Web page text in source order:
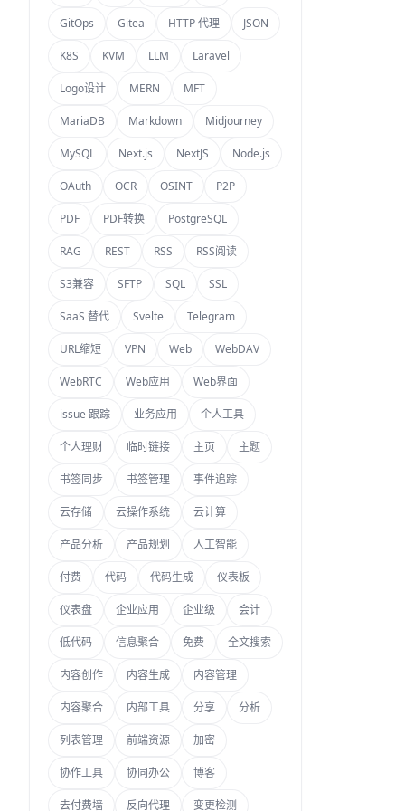
GitOps Gitea HTTP 代理 JSON
K8S KVM LLM Laravel
Logo设计 MERN MFT
MariaDB Markdown Midjourney
MySQL Next.js NextJS Node.js
OAuth OCR OSINT P2P
PDF PDF转换 PostgreSQL
RAG REST RSS RSS阅读
S3兼容 SFTP SQL SSL
SaaS 替代 Svelte Telegram
URL缩短 VPN Web WebDAV
WebRTC Web应用 Web界面
issue 跟踪 业务应用 个人工具
个人理财 临时链接 主页 主题
书签同步 书签管理 事件追踪
云存储 云操作系统 云计算
产品分析 产品规划 人工智能
付费 代码 代码生成 仪表板
仪表盘 企业应用 企业级 会计
低代码 信息聚合 免费 全文搜索
内容创作 内容生成 内容管理
内容聚合 内部工具 分享 分析
列表管理 前端资源 加密
协作工具 协同办公 博客
去付费墙 反向代理 变更检测